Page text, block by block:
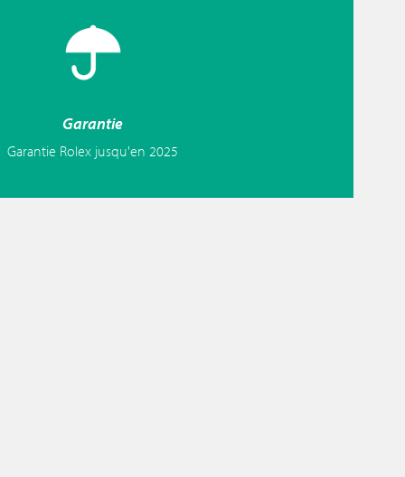
Garantie
Garantie Rolex jusqu'en 2025